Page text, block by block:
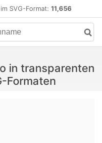
SVG-Format: 11,656
in transparenten
Formaten